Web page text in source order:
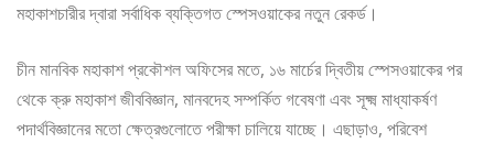
মহাকাশচারীর দ্বারা সর্বাধিক ব্যক্তিগত স্পেসওয়াকের নতুন রেকর্ড।
চীন মানবিক মহাকাশ প্রকৌশল অফিসের মতে, ১৬ মার্চের দ্বিতীয় স্পেসওয়াকের পর
থেকে ক্রু মহাকাশ জীববিজ্ঞান, মানবদেহ সম্পর্কিত গবেষণা এবং সূক্ষ্ম মাধ্যাকর্ষণ
পদার্থবিজ্ঞানের মতো ক্ষেত্রগুলোতে পরীক্ষা চালিয়ে যাচ্ছে। এছাড়াও, পরিবেশ